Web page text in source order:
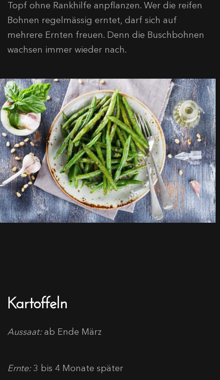
Topf ohne Rankhilfe anpflanzen. Wer die reifen
Bohnen regelmässig erntet, darf sich auf
mehrere Ernten freuen. Denn die Buschbohnen
wachsen immer wieder nach.
Kartoffeln
Aussaat:ab Ende März
Ernte:3 bis 4 Monate später